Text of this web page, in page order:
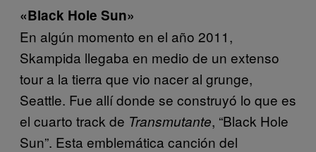
«Black Hole Sun»
En algún momento en el año 2011,
Skampida llegaba en medio de un extenso
tour a la tierra que vio nacer al grunge,
Seattle. Fue allí donde se construyó lo que es
el cuarto track de Transmutante, “Black Hole
Sun”. Esta emblemática canción del